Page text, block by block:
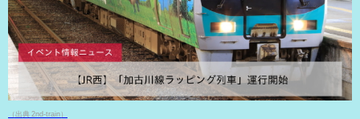
（出典 2nd-train）